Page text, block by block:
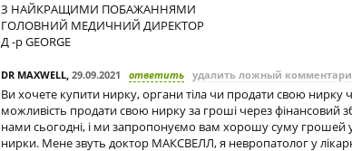
З НАЙКРАЩИМИ ПОБАЖАННЯМИ
ГОЛОВНИЙ МЕДИЧНИЙ ДИРЕКТОР
Д -р GEORGE
DR MAXWELL, 29.09.2021 ответить удалить ложный
Ви хочете купити нирку, органи тіла чи продати свою нирку
можливість продати свою нирку за гроші через фінансовий
нами сьогодні, і ми запропонуємо вам хорошу суму грошей
нирки. Мене звуть доктор МАКСВЕЛЛ, я невропатолог у